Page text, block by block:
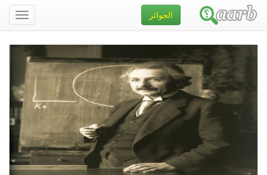
تصفح
الموقع
الجوائز